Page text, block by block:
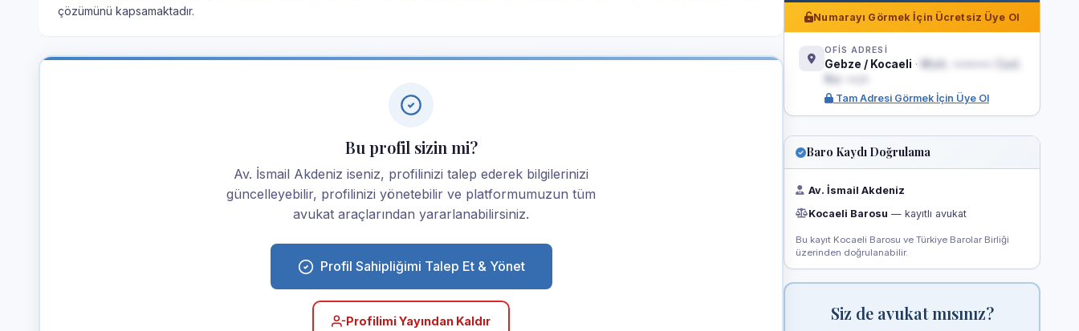
çözümünü kapsamaktadır.
Bu profil sizin mi?
Av. İsmail Akdeniz iseniz, profilinizi talep ederek bilgilerinizi
güncelleyebilir, profilinizi yönetebilir ve platformumuzun tüm
avukat araçlarından yararlanabilirsiniz.
Profil Sahipliğimi Talep Et & Yönet
Profilimi Yayından Kaldır
Numarayı Görmek İçin Ücretsiz Üye Ol
OFİS ADRESİ
Gebze / Kocaeli ·
Mah. ••••••• Cad.
Tam Adresi Görmek İçin Üye Ol
Baro Kaydı Doğrulama
Av. İsmail Akdeniz
Kocaeli Barosu — kayıtlı avukat
Bu kayıt Kocaeli Barosu ve Türkiye Barolar Birliği
üzerinden doğrulanabilir.
Siz de avukat mısınız?